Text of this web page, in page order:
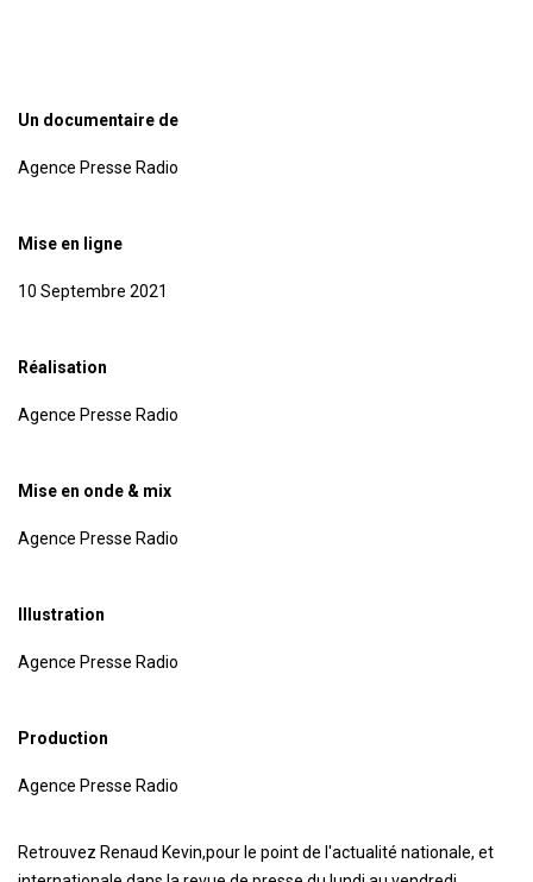
Un documentaire de
Agence Presse Radio
Mise en ligne
10 Septembre 2021
Réalisation
Agence Presse Radio
Mise en onde & mix
Agence Presse Radio
Illustration
Agence Presse Radio
Production
Agence Presse Radio
Retrouvez Renaud Kevin,pour le point de l'actualité nationale, et